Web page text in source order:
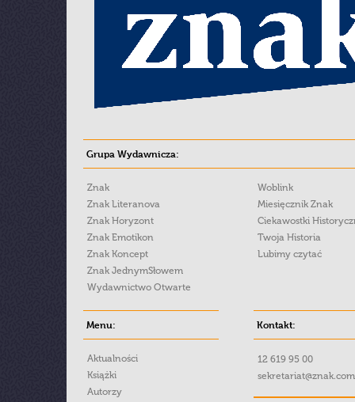
Grupa Wydawnicza:
Znak
Znak Literanova
Znak Horyzont
Znak Emotikon
Znak Koncept
Znak JednymSłowem
Wydawnictwo Otwarte
Woblink
Miesięcznik Znak
Ciekawostki
Twoja Historia
Lubimy czytać
Menu:
Aktualności
Książki
Autorzy
Kontakt:
12 619 95 00